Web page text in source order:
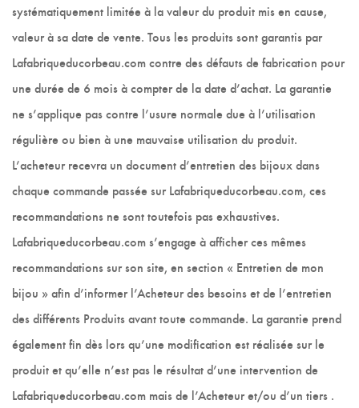
systématiquement limitée à la valeur du produit mis en cause,
valeur à sa date de vente. Tous les produits sont garantis par
Lafabriqueducorbeau.com contre des défauts de fabrication pour
une durée de 6 mois à compter de la date d’achat. La garantie
ne s’applique pas contre l’usure normale due à l’utilisation
régulière ou bien à une mauvaise utilisation du produit.
L’acheteur recevra un document d’entretien des bijoux dans
chaque commande passée sur Lafabriqueducorbeau.com, ces
recommandations ne sont toutefois pas exhaustives.
Lafabriqueducorbeau.com s’engage à afficher ces mêmes
recommandations sur son site, en section « Entretien de mon
bijou » afin d’informer l’Acheteur des besoins et de l’entretien
des différents Produits avant toute commande. La garantie prend
également fin dès lors qu’une modification est réalisée sur le
produit et qu’elle n’est pas le résultat d’une intervention de
Lafabriqueducorbeau.com mais de l’Acheteur et/ou d’un tiers .